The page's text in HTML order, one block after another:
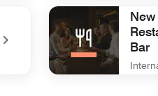
undefined Renata
Bar